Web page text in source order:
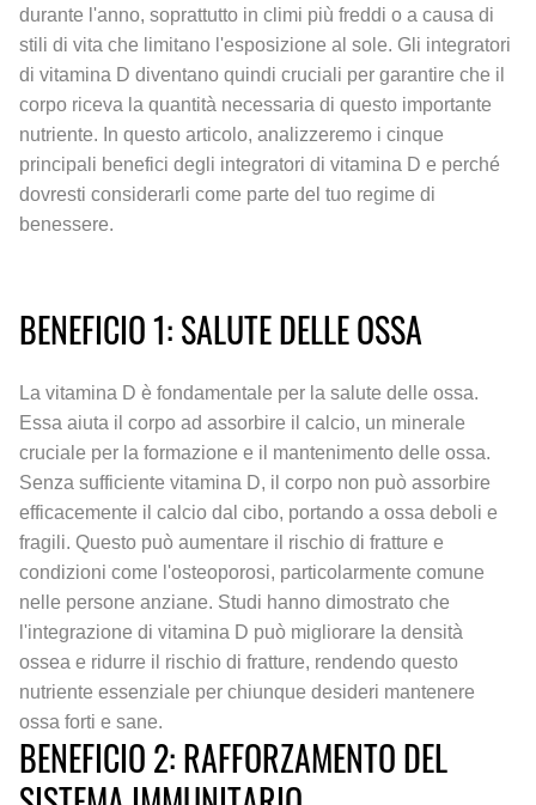
durante l'anno, soprattutto in climi più freddi o a causa di
stili di vita che limitano l'esposizione al sole. Gli integratori
di vitamina D diventano quindi cruciali per garantire che il
corpo riceva la quantità necessaria di questo importante
nutriente. In questo articolo, analizzeremo i cinque
principali benefici degli integratori di vitamina D e perché
dovresti considerarli come parte del tuo regime di
benessere.
BENEFICIO 1: SALUTE DELLE OSSA
La vitamina D è fondamentale per la salute delle ossa.
Essa aiuta il corpo ad assorbire il calcio, un minerale
cruciale per la formazione e il mantenimento delle ossa.
Senza sufficiente vitamina D, il corpo non può assorbire
efficacemente il calcio dal cibo, portando a ossa deboli e
fragili. Questo può aumentare il rischio di fratture e
condizioni come l'osteoporosi, particolarmente comune
nelle persone anziane. Studi hanno dimostrato che
l'integrazione di vitamina D può migliorare la densità
ossea e ridurre il rischio di fratture, rendendo questo
nutriente essenziale per chiunque desideri mantenere
ossa forti e sane.
BENEFICIO 2: RAFFORZAMENTO DEL